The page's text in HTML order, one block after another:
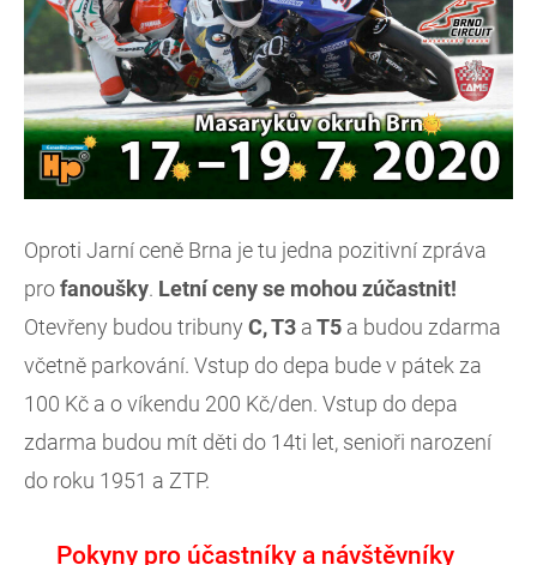
Oproti Jarní ceně Brna je tu jedna pozitivní zpráva
profanoušky. Letní ceny se mohou zúčastnit!
Otevřeny budou tribuny C, T3 aT5 a budou zdarma
včetně parkování. Vstup do depa bude v pátek za
100 Kč a o víkendu 200 Kč/den. Vstup do depa
zdarma budou mít děti do 14ti let, senioři narození
do roku 1951 a ZTP.
Pokyny pro účastníky a návštěvníky